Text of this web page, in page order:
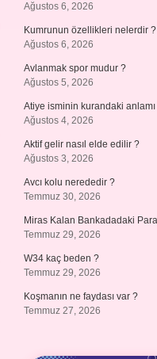
Ağustos 6, 2026
Kumrunun özellikleri nelerdir ?
Ağustos 6, 2026
Avlanmak spor mudur ?
Ağustos 5, 2026
Atiye isminin kurandaki anlamı
Ağustos 4, 2026
Aktif gelir nasıl elde edilir ?
Ağustos 3, 2026
Avcı kolu nerededir ?
Temmuz 30, 2026
Miras Kalan Bankadadaki
Temmuz 29, 2026
W34 kaç beden ?
Temmuz 29, 2026
Koşmanın ne faydası var ?
Temmuz 27, 2026